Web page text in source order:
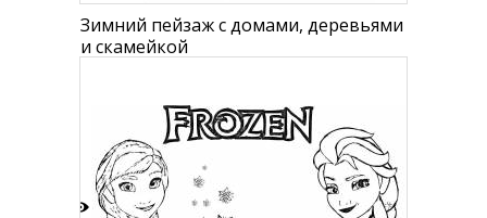
Зимний пейзаж с домами, деревьями
и скамейкой